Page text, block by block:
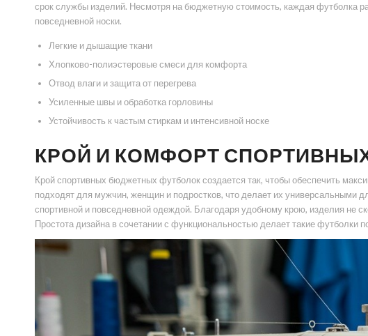
срок службы изделий. Несмотря на бюджетную стоимость, каждая футболка
повседневной носки.
Легкие и дышащие ткани
Хлопково-полиэстеровые смеси для комфорта
Отвод влаги и защита от перегрева
Усиленные швы и обработка горловины
Устойчивость к частым стиркам и интенсивной носке
КРОЙ И КОМФОРТ
Крой спортивных бюджетных футболок создается так, чтобы обеспечить
подходят для мужчин, женщин и подростков, что делает их универсальными
спортивной и повседневной одеждой. Благодаря удобному крою, изделия не
Простота дизайна в сочетании с функциональностью делает такие футболки